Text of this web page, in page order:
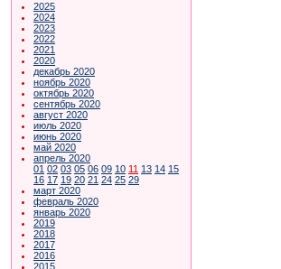
2025
2024
2023
2022
2021
2020
декабрь 2020
ноябрь 2020
октябрь 2020
сентябрь 2020
август 2020
июль 2020
июнь 2020
май 2020
апрель 2020
01 02 03 05 06 09 10 11 13 14 15
16 17 19 20 21 24 25 29
март 2020
февраль 2020
январь 2020
2019
2018
2017
2016
2015